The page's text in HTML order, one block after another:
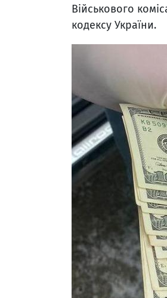
Військового
кодексу України.